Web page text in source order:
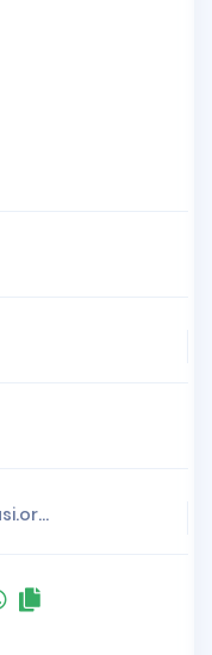
www.istanbuleczaciodasi.org.tr